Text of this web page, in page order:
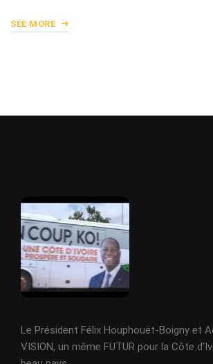
SEE MORE
Le Président Félix Houphouët-Boigny et
VISION, un même FUTUR pour la Côte